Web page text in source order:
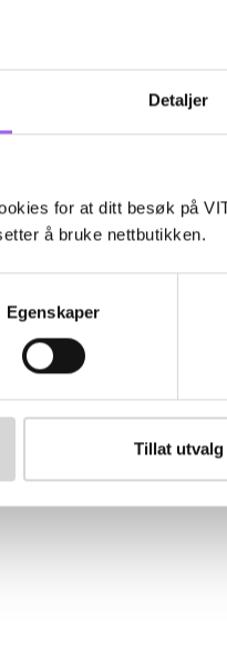
Detaljer
for at ditt besøk på
å bruke nettbutikken.
Egenskaper
Tillat utvalg